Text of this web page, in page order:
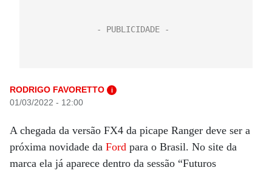
RODRIGO FAVORETTO i
01/03/2022 - 12:00
A chegada da versão FX4 da picape Ranger deve ser a
próxima novidade da Ford para o Brasil. No site da
marca ela já aparece dentro da sessão “Futuros